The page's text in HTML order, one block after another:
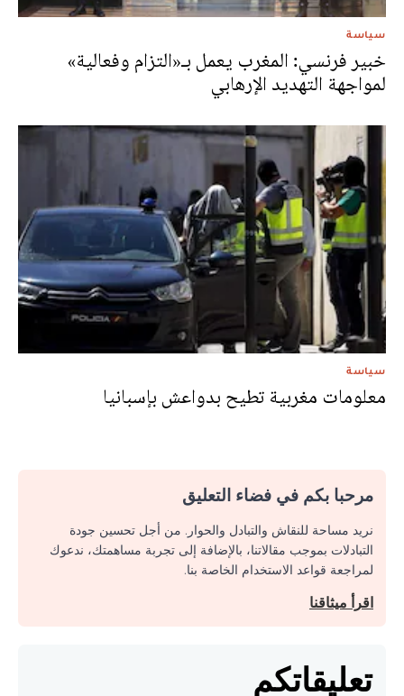
سياسة
خبير فرنسي: المغرب يعمل بـ«التزام وفعالية»
لمواجهة التهديد الإرهابي
سياسة
معلومات مغربية تطيح بدواعش بإسبانيا
مرحبا بكم في فضاء التعليق
نريد مساحة للنقاش والتبادل والحوار. من أجل تحسين جودة
التبادلات بموجب مقالاتنا، بالإضافة إلى تجربة مساهمتك، ندعوك
لمراجعة قواعد الاستخدام الخاصة بنا.
اقرأ ميثاقنا
تعليقاتكم